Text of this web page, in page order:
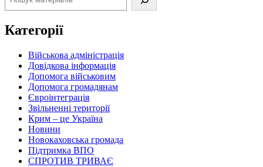
Категорії
Військова адміністрація
Довідкова інформація
Допомога військовим
Допомога громадянам
Євроінтеграція
Звільненні території
Крим – це Україна
Новини
Новокаховська громада
Підтримка ВПО
СПРОТИВ ТРИВАЄ